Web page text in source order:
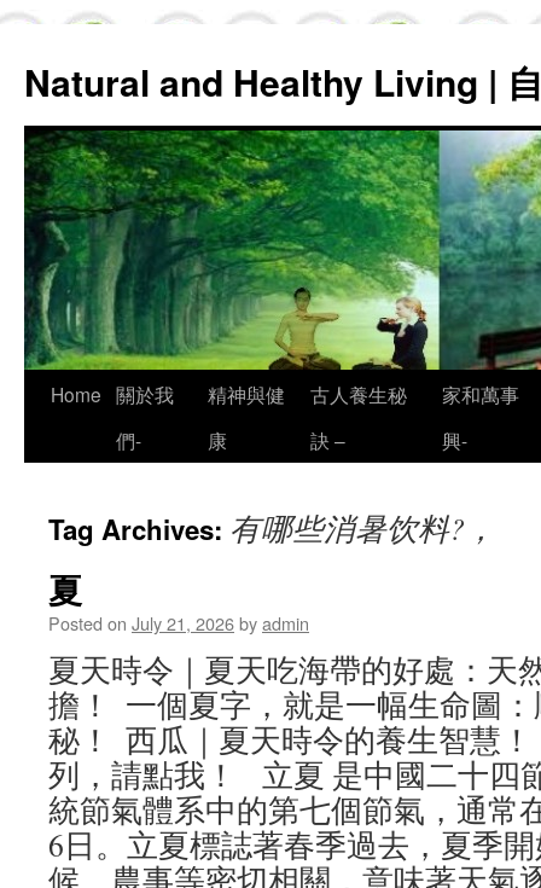
Natural and Healthy Living |
Skip
Home 關於我
們-
精神與健
康
古人養生秘
訣 –
家和萬事
興-
Tag Archives: 有哪些消暑饮料?，
夏
Posted on July 21, 2026byadmin
夏天時令｜夏天吃海帶的好處：天
擔！ 一個夏字，就是一幅生命圖
秘！ 西瓜｜夏天時令的養生智慧
列，請點我！ 立夏 是中國二十四
統節氣體系中的第七個節氣，通常
6日。立夏標誌著春季過去，夏季
候、農事等密切相關，意味著天氣